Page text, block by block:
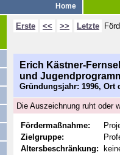
Home
Erste << >> Letzte
Erich Kästner-
und
Gründungsjahr: 1996, Ort
Die Auszeichnung ruht oder
Fördermaßnahme:
Zielgruppe:
Altersbeschränkung: